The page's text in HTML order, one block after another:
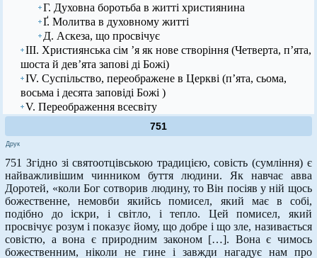
Г. Духовна боротьба в житті християнина
Ґ. Молитва в духовному житті
Д. Аскеза, що просвічує
ІІІ. Християнська сім ’я як нове створіння (Четверта, п’ята,
шоста й дев’ята запові ді Божі)
IV. Суспільство, переображене в Церкві (п’ята, сьома,
восьма і десята заповіді Божі )
V. Переображення всесвіту
751
Друк
751 Згідно зі святоотцівською традицією, совість (сумління) є
найважливішим чинником буття людини. Як навчає авва
Доротей, «коли Бог сотворив людину, то Він посіяв у ній щось
божественне, немовби якийсь помисел, який має в собі,
подібно до іскри, і світло, і тепло. Цей помисел, який
просвічує розум і показує йому, що добре і що зле, називається
совістю, а вона є природним законом […]. Вона є чимось
божественним, ніколи не гине і завжди нагадує нам про